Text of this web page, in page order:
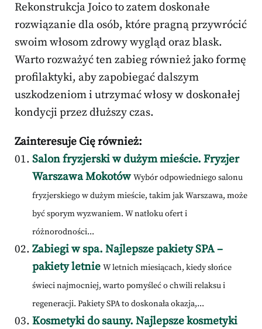
Rekonstrukcja Joico to zatem doskonałe
rozwiązanie dla osób, które pragną przywrócić
swoim włosom zdrowy wygląd oraz blask.
Warto rozważyć ten zabieg również jako formę
profilaktyki, aby zapobiegać dalszym
uszkodzeniom i utrzymać włosy w doskonałej
kondycji przez dłuższy czas.
Zainteresuje Cię również:
Salon fryzjerski w dużym mieście. Fryzjer
Warszawa Mokotów Wybór odpowiedniego salonu
fryzjerskiego w dużym mieście, takim jak Warszawa, może
być sporym wyzwaniem. W natłoku ofert i
różnorodności...
Zabiegi w spa. Najlepsze pakiety SPA –
pakiety letnie W letnich miesiącach, kiedy słońce
świeci najmocniej, warto pomyśleć o chwili relaksu i
regeneracji. Pakiety SPA to doskonała okazja,...
Kosmetyki do sauny. Najlepsze kosmetyki